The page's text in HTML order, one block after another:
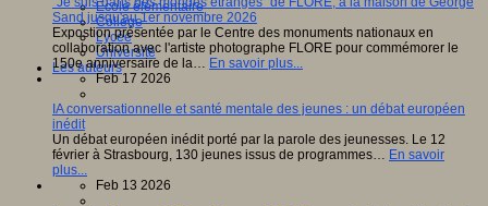
Ecole élémentaire
Collège
Lycée
Université
Les auteurs
Sand jusqu'au 1er novembre 2026
Expostion présentée par le Centre des monuments nationaux en
collaboration avec l'artiste photographe FLORE pour commémorer le
150e anniversaire de la… En savoir plus...
Feb 17 2026
IA conversationnelle et santé mentale des jeunes : un débat européen
inédit
Un débat européen inédit porté par la parole des jeunesses. Le 12
février à Strasbourg, 130 jeunes issus de programmes… En savoir
plus...
Feb 13 2026